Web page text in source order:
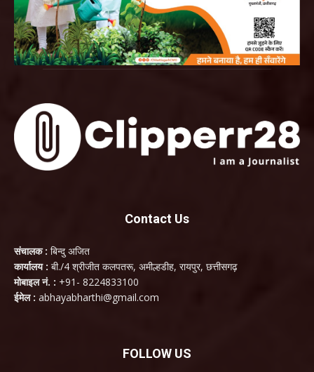
Contact Us
संचालक : बिन्दु अजित
कार्यालय : बी./4 श्रीजीत कलपतरू, अमील्हडीह, रायपुर, छत्तीसगढ़
मोबाइल नं. : +91- 8224833100
ईमेल : abhayabharthi@gmail.com
FOLLOW US